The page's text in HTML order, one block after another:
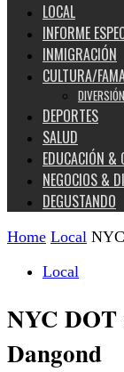
LOCAL
INFORME
INMIGRACIÓN
CULTURA/
DIVERSIÓN
DEPORTES
SALUD
EDUCACIÓN &
NEGOCIOS &
DEGUSTANDO
Home Local
Local
NYC
Dangond